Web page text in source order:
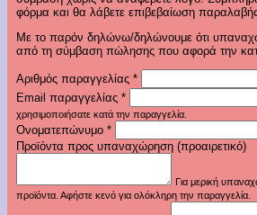
φόρμα και θα λάβετε επιβεβαίωση παραλαβής
Με το παρόν δηλώνω/δηλώνουμε ότι
από τη σύμβαση πώλησης που αφορά την
Αριθμός παραγγελίας *
Email παραγγελίας *
χρησιμοποιήσατε κατά την παραγγελία.
Ονοματεπώνυμο *
Προϊόντα προς υπαναχώρηση (προαιρετικό)
Για μερική
προϊόντα. Αφήστε κενό για ολόκληρη την παραγγελία.